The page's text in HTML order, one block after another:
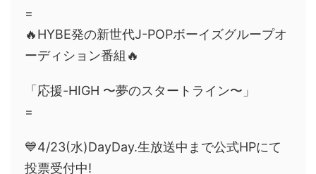
=
🔥HYBE発の新世代J-POPボーイズグループオ
ーディション番組🔥
「応援-HIGH 〜夢のスタートライン〜」
=
💙4/23(水)DayDay.生放送中まで公式HPにて
投票受付中!